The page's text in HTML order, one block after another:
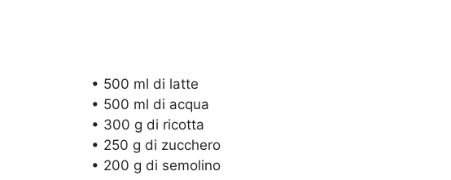
• 500 ml di latte
• 500 ml di acqua
• 300 g di ricotta
• 250 g di zucchero
• 200 g di semolino